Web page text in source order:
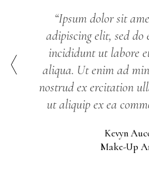
“Ipsum dolor sit
adipiscing elit, sed do
incididunt ut labore
aliqua. Ut enim ad
nostrud ex ercitation
ut aliquip ex ea
Kevyn
Make-Up
“Lorem ipsum dolor sit
adipiscing elit, sed do
incididunt ut labore
aliqua. Ut enim ad
nostrud ex ercitation
ut aliquip ex ea
Linda
Top